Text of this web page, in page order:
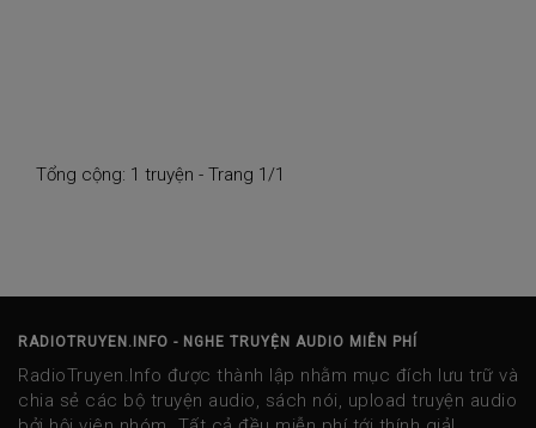
Tổng cộng: 1 truyện - Trang 1/1
RADIOTRUYEN.INFO - NGHE TRUYỆN AUDIO MIỄN PHÍ
RadioTruyen.Info được thành lập nhằm mục đích lưu trữ và
chia sẻ các bộ truyện audio, sách nói, upload truyện audio